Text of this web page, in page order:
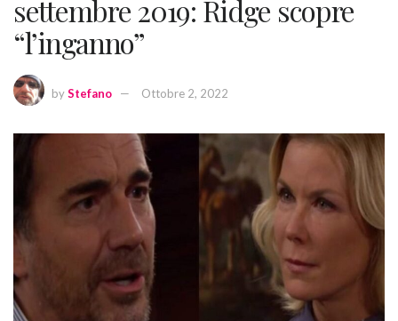
settembre 2019: Ridge scopre
“l’inganno”
byStefano Ottobre 2, 2022